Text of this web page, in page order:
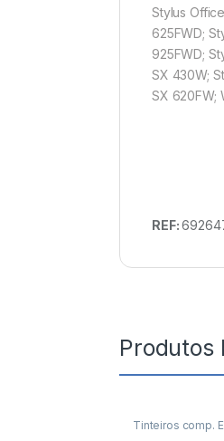
Stylus
625FWD;
925FWD;
SX 430W;
SX 620FW;
REF:
Produtos
Tinteiros comp.